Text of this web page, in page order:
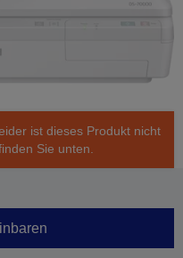
ist dieses Produkt nicht
Sie unten.